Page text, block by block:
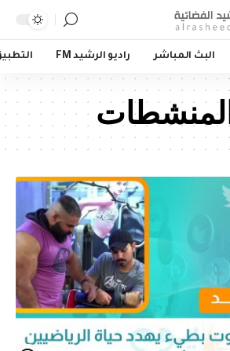
البث المباشر راديو الرشيد FM
المنشطات